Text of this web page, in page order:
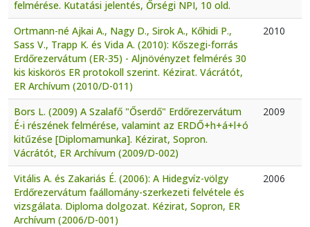
felmérése. Kutatási jelentés, Őrségi NPI, 10 old.
Ortmann-né Ajkai A., Nagy D., Sirok A., Kőhidi P.,
Sass V., Trapp K. és Vida A. (2010): Kőszegi-forrás
Erdőrezervátum (ER-35) - Aljnövényzet felmérés 30
kis kiskörös ER protokoll szerint. Kézirat. Vácrátót,
ER Archívum (2010/D-011)
2010
Bors L. (2009) A Szalafő "Őserdő" Erdőrezervátum
É-i részének felmérése, valamint az ERDŐ+h+á+l+ó
kitűzése [Diplomamunka]. Kézirat, Sopron.
Vácrátót, ER Archívum (2009/D-002)
2009
Vitális A. és Zakariás É. (2006): A Hidegvíz-völgy
Erdőrezervátum faállomány-szerkezeti felvétele és
vizsgálata. Diploma dolgozat. Kézirat, Sopron, ER
Archívum (2006/D-001)
2006